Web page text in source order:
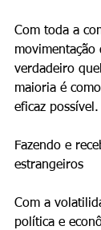
Com toda a
verdadeiro
maioria é
eficaz possível.
Fazendo e
estrangeiros
Com a
política e